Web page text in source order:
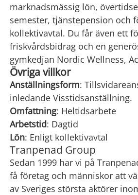
marknadsmässig lön,
semester, tjänstepension och
kollektivavtal. Du får även ett
friskvårdsbidrag och en
gymkedjan Nordic Wellness,
Övriga villkor
Anställningsform:
inledande Visstidsanställning.
Omfattning: Heltidsarbete
Arbetstid: Dagtid
Lön: Enligt kollektivavtal
Tranpenad Group
Sedan 1999 har vi på
få företag och människor att
av Sveriges största aktörer